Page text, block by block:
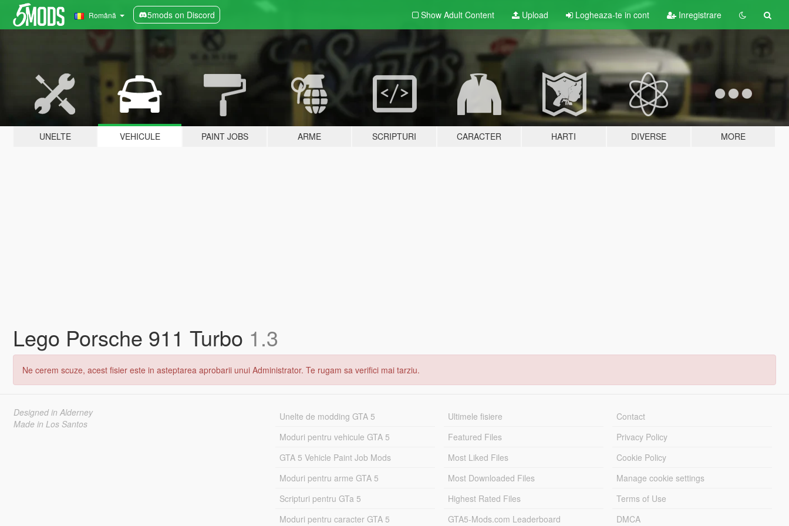
Română 5mods on Discord Show Adult Content Upload Logheaza-te in cont Inregistrare
UNELTE VEHICULE PAINT JOBS ARME SCRIPTURI CARACTER HARTI DIVERSE MORE
Lego Porsche 911 Turbo 1.3
Ne cerem scuze, acest fisier este in asteptarea aprobarii unui Administrator. Te rugam sa verifici mai tarziu.
Designed in Alderney
Made in Los Santos
Unelte de modding GTA 5
Moduri pentru vehicule GTA 5
GTA 5 Vehicle Paint Job Mods
Moduri pentru arme GTA 5
Scripturi pentru GTa 5
Moduri pentru caracter GTA 5
Ultimele fisiere
Featured Files
Most Liked Files
Most Downloaded Files
Highest Rated Files
GTA5-Mods.com Leaderboard
Contact
Privacy Policy
Cookie Policy
Manage cookie settings
Terms of Use
DMCA